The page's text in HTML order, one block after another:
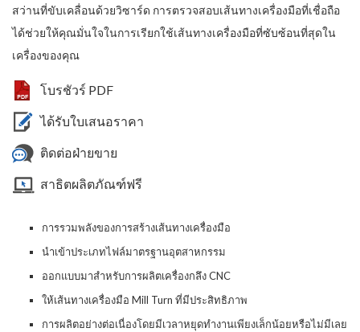
สว่านที่ขับเคลื่อนด้วยวิซาร์ด การตรวจสอบเส้นทางเครื่องมือที่เชื่อถือ
ได้ช่วยให้คุณมั่นใจในการเรียกใช้เส้นทางเครื่องมือที่ซับซ้อนที่สุดใน
เครื่องของคุณ
โบรชัวร์ PDF
ได้รับใบเสนอราคา
ติดต่อฝ่ายขาย
สาธิตผลิตภัณฑ์ฟรี
การรวมพลังของการสร้างเส้นทางเครื่องมือ
นำเข้าประเภทไฟล์มาตรฐานอุตสาหกรรม
ออกแบบมาสำหรับการผลิตเครื่องกลึง CNC
ให้เส้นทางเครื่องมือ Mill Turn ที่มีประสิทธิภาพ
การผลิตอย่างต่อเนื่องโดยมีเวลาหยุดทำงานเพียงเล็กน้อยหรือไม่มีเลย